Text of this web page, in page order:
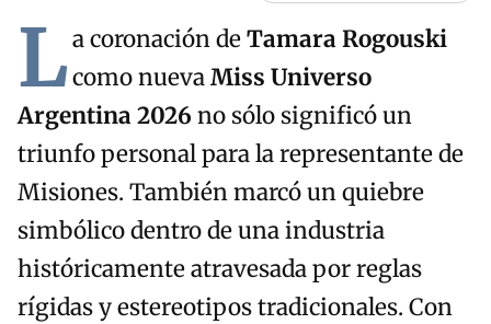
La coronación deTamara Rogouski
como nuevaMiss Universo
Argentina 2026 no sólo significó un
triunfo personal para la representante de
Misiones. También marcó un quiebre
simbólico dentro de una industria
históricamente atravesada por reglas
rígidas y estereotipos tradicionales. Con